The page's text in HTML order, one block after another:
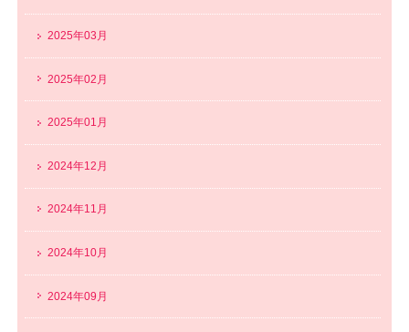
2025年03月
2025年02月
2025年01月
2024年12月
2024年11月
2024年10月
2024年09月